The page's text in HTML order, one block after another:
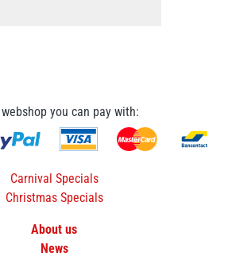
you can pay with:
Carnival Specials
Christmas Specials
About us
News